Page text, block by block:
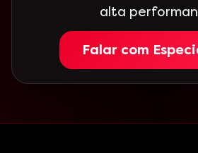
alta
Falar com